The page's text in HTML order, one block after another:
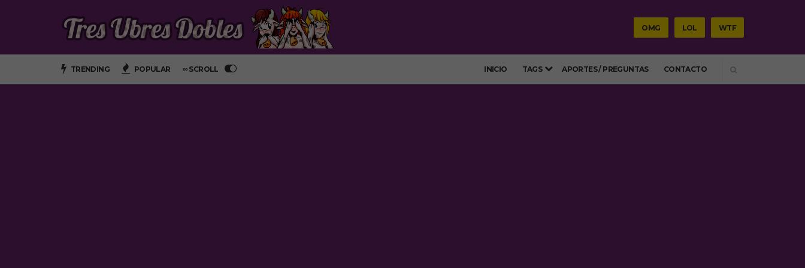
OMG LOL WTF
TRENDING POPULAR ∞ SCROLL
INICIO
TAGS APORTES / PREGUNTAS CONTACTO